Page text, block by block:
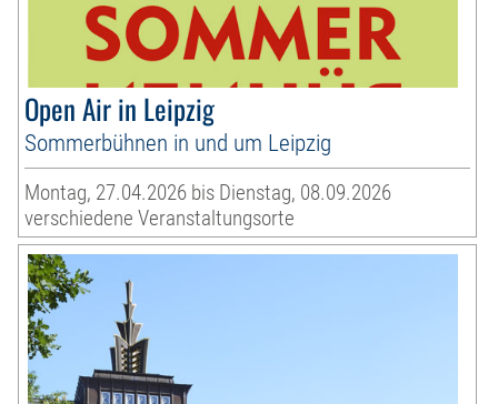
Open Air in Leipzig
Sommerbühnen in und um Leipzig
Montag, 27.04.2026 bis Dienstag, 08.09.2026
verschiedene Veranstaltungsorte